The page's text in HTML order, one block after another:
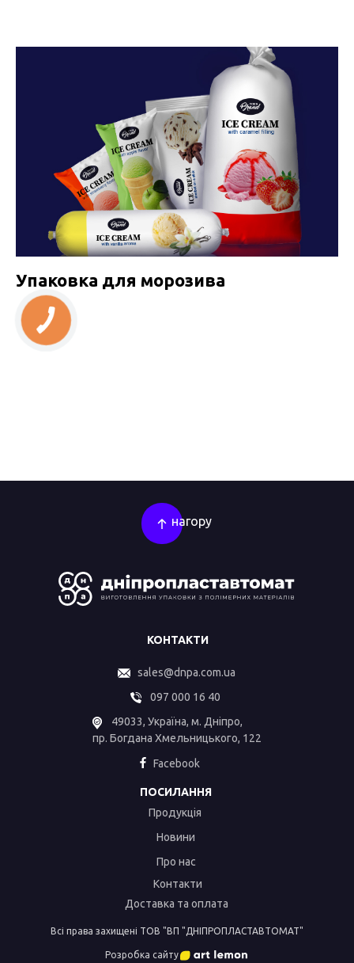
Упаковка для морозива
Всі права захищені ТОВ "ВП "ДНІПРОПЛАСТАВТОМАТ"
Розробка сайту
КОНТАКТИ
sales@dnpa.com.ua
097 000 16 40
49033, Україна, м. Дніпро,
пр. Богдана Хмельницького, 122
Facebook
ПОСИЛАННЯ
Продукція
Новини
Про нас
нагору
Контакти
Доставка та оплата